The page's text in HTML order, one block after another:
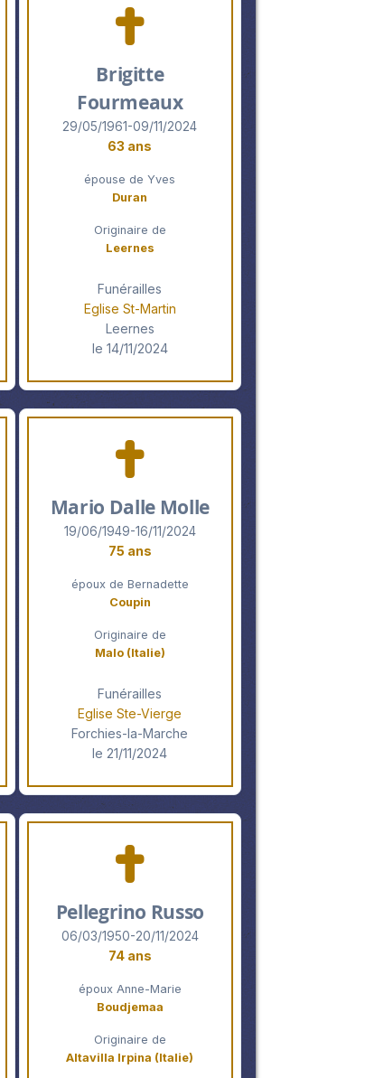
Brigitte
Fourmeaux
29/05/1961-09/11/2024
63 ans
épouse de Yves
Duran
Originaire de
Leernes
Funérailles
Eglise St-Martin
Leernes
le 14/11/2024
Mario Dalle Molle
19/06/1949-16/11/2024
75 ans
époux de Bernadette
Coupin
Originaire de
Malo (Italie)
Funérailles
Eglise Ste-Vierge
Forchies-la-Marche
le 21/11/2024
Pellegrino Russo
06/03/1950-20/11/2024
74 ans
époux Anne-Marie
Boudjemaa
Originaire de
Altavilla Irpina (Italie)